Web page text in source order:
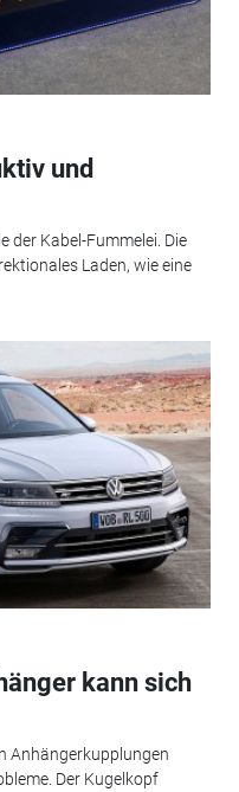
und
der Kabel-Fummelei. Die
Laden, wie eine
kann sich
Anhängerkupplungen
Der Kugelkopf